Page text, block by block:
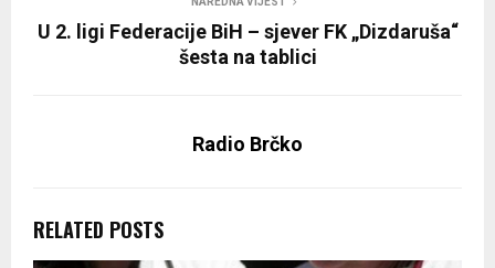
U 2. ligi Federacije BiH – sjever FK „Dizdaruša“
šesta na tablici
Radio Brčko
RELATED POSTS